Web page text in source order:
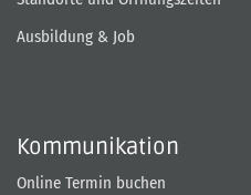
Ausbildung & Job
Kommunikation
Online Termin buchen